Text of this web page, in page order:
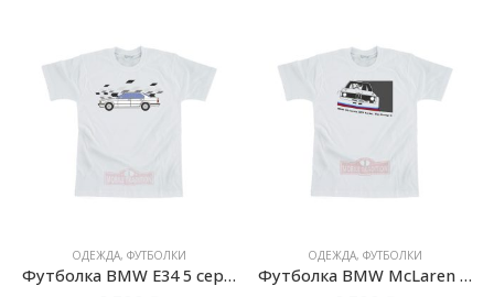
ОДЕЖДА, ФУТБОЛКИ
Футболка BMW E34 5 серия Профиль
ОДЕЖДА, ФУТБОЛКИ
Футболка BMW McLaren 320 turbo. Group 5